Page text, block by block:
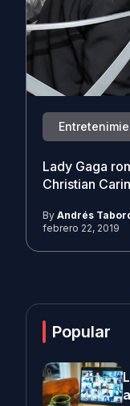
Lady Gaga
Christian
By Andrés
febrero 22, 2019
Popular